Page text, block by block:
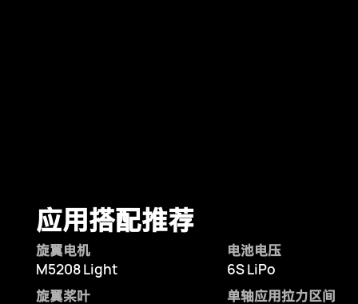
应用搭配推荐
旋翼电机
M5208 Light
电池电压
6S LiPo
旋翼桨叶 单轴应用拉力区间